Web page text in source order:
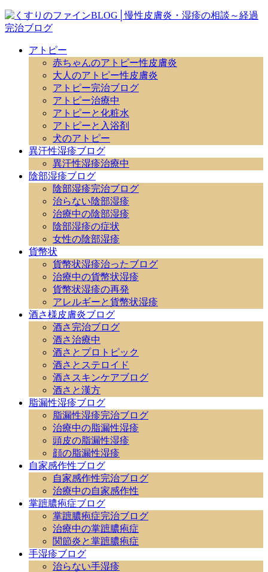
アトピー
赤ちゃんのアトピー性皮膚炎
大人のアトピー性皮膚炎
アトピー完治ブログ
アトピー治療中
アトピーと化粧水
アトピーと入浴剤
犬のアトピー
異汗性湿疹ブログ
異汗性湿疹治療中
陰部湿疹ブログ
陰部湿疹完治ブログ
治らない陰部湿疹
治療中の陰部湿疹
陰部湿疹の症状
女性の陰部湿疹
貨幣状
貨幣状湿疹治ったブログ
治療中の貨幣状湿疹
貨幣状湿疹の再発
アレルギーと貨幣状湿疹
酒さ様皮膚炎ブログ
酒さ完治ブログ
酒さ治療中
酒さとプロトピック
酒さとステロイド
酒さスキンケアブログ
酒さと漢方
脂漏性湿疹ブログ
脂漏性湿疹完治ブログ
治療中の脂漏性湿疹
頭皮の脂漏性湿疹
顔の脂漏性湿疹
自家感作性ブログ
自家感作性完治ブログ
治療中の自家感作性
掌蹠膿疱症ブログ
掌蹠膿疱症完治ブログ
治療中の掌蹠膿疱症
関節炎と掌蹠膿疱症
手湿疹ブログ
治らない手湿疹